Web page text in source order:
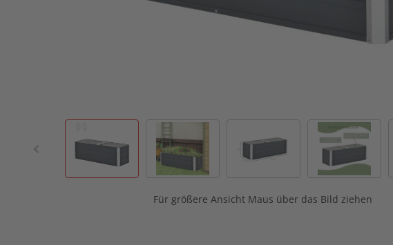
Für größere Ansicht Maus über das Bild ziehen